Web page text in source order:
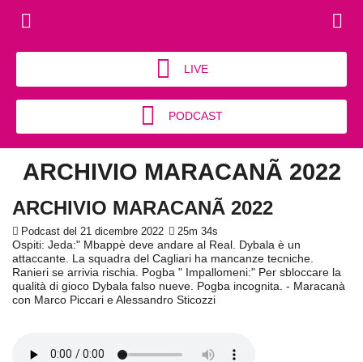
LIVE
PODCAST
ARCHIVIO MARACANÃ 2022
ARCHIVIO MARACANÃ 2022
Podcast del 21 dicembre 2022 25m 34s
Ospiti: Jeda:" Mbappè deve andare al Real. Dybala è un
attaccante. La squadra del Cagliari ha mancanze tecniche.
Ranieri se arrivia rischia. Pogba " Impallomeni:" Per sbloccare la
qualità di gioco Dybala falso nueve. Pogba incognita. - Maracanà
con Marco Piccari e Alessandro Sticozzi